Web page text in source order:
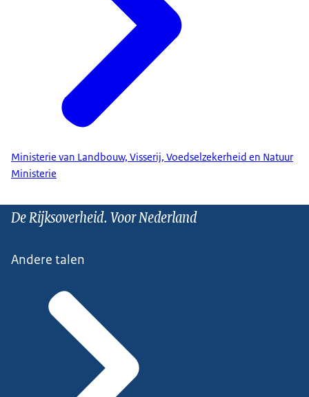
Ministerie van Landbouw, Visserij, Voedselzekerheid en Natuur
Ministerie
De Rijksoverheid. Voor Nederland
Andere talen